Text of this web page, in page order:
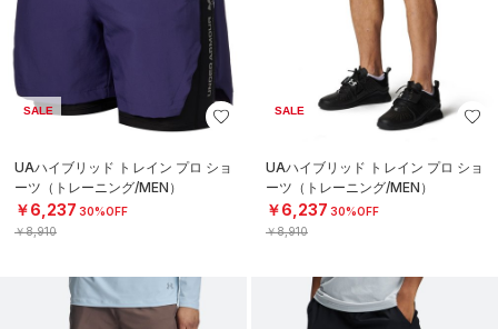
SALE
UAハイブリッド トレイン プロ ショ
ーツ（トレーニング/MEN）
￥6,237 30%OFF
￥8,910
SALE
UAハイブリッド トレイン プロ ショ
ーツ（トレーニング/MEN）
￥6,237 30%OFF
￥8,910